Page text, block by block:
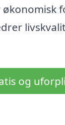
økonomisk
og